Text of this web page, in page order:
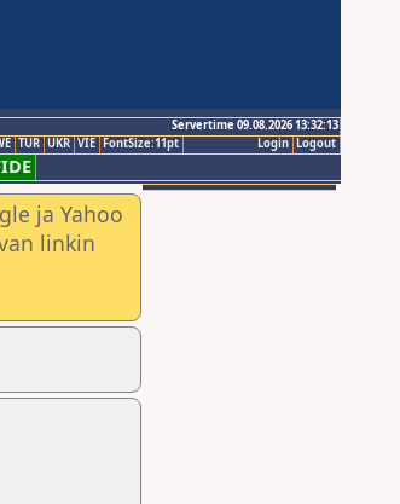
Servertime 09.08.2026 13:32:13
Logout
Login
TUR UKR VIE FontSize:11pt
ja Yahoo
linkin